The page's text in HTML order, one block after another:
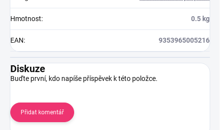
Hmotnost: 0.5 kg
EAN: 9353965005216
Diskuze
Buďte první, kdo napíše příspěvek k této položce.
Přidat komentář